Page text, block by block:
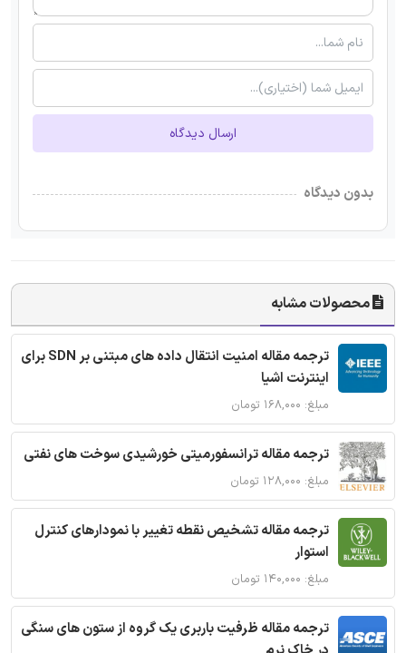
ارسال دیدگاه
بدون دیدگاه
محصولات مشابه
ترجمه مقاله امنیت انتقال داده های مبتنی بر SDN برای
اینترنت اشیا
مبلغ: ۱۶۸,۰۰۰ تومان
ترجمه مقاله ترانسفورمیتی خورشیدی سوخت های نفتی
مبلغ: ۱۲۸,۰۰۰ تومان
ترجمه مقاله تشخیص نقطه تغییر با نمودارهای کنترل
استوار
مبلغ: ۱۴۰,۰۰۰ تومان
ترجمه مقاله ظرفیت باربری یک گروه از ستون های سنگی